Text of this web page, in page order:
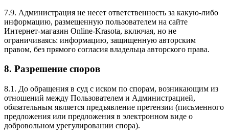
7.9. Администрация не несет ответственность за какую-либо
информацию, размещенную пользователем на сайте
Интернет-магазин Online-Krasota, включая, но не
ограничиваясь: информацию, защищенную авторским
правом, без прямого согласия владельца авторского права.
8. Разрешение споров
8.1. До обращения в суд с иском по спорам, возникающим из
отношений между Пользователем и Администрацией,
обязательным является предъявление претензии (письменного
предложения или предложения в электронном виде о
добровольном урегулировании спора).